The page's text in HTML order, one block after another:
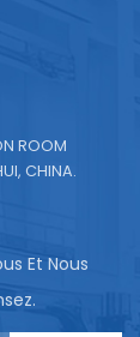
et
ces
elles
le lait,
telles
ROOM
CHINA.
Et Nous